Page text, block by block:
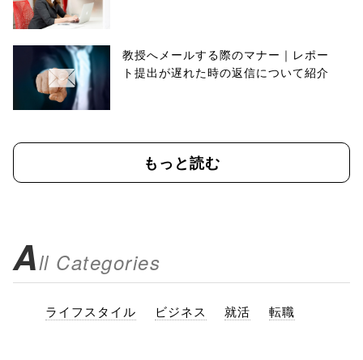
教授へメールする際のマナー｜レポー
ト提出が遅れた時の返信について紹介
もっと読む
All Categories
ライフスタイル ビジネス 就活 転職